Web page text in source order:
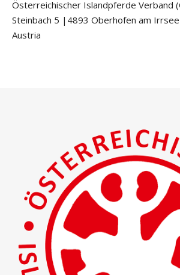
Österreichischer Islandpferde Verband
Steinbach 5 |4893 Oberhofen am Irrsee
Austria